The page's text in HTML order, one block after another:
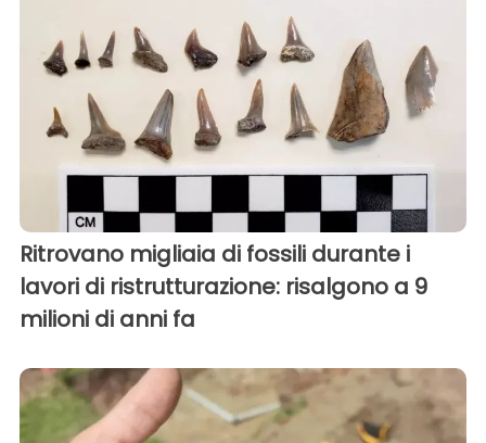
Ritrovano migliaia di fossili durante i
lavori di ristrutturazione: risalgono a 9
milioni di anni fa